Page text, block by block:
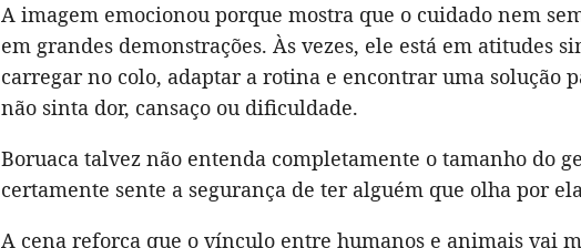
A imagem emocionou porque mostra que o cuidado nem
em grandes demonstrações. Às vezes, ele está em atitudes
carregar no colo, adaptar a rotina e encontrar uma solução
não sinta dor, cansaço ou dificuldade.
Boruaca talvez não entenda completamente o tamanho do
certamente sente a segurança de ter alguém que olha por
A cena reforça que o vínculo entre humanos e animais vai